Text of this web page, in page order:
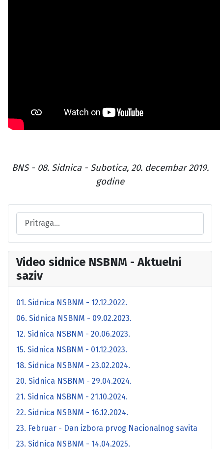
BNS - 08. Sidnica - Subotica, 20. decembar 2019.
godine
Video sidnice NSBNM - Aktuelni
saziv
01. Sidnica NSBNM - 12.12.2022.
06. Sidnica NSBNM - 09.02.2023.
12. Sidnica NSBNM - 20.06.2023.
15. Sidnica NSBNM - 01.12.2023.
18. Sidnica NSBNM - 23.02.2024.
20. Sidnica NSBNM - 29.04.2024.
21. Sidnica NSBNM - 21.10.2024.
22. Sidnica NSBNM - 16.12.2024.
23. Februar - Dan izbora prvog Nacionalnog savita
23. Sidnica NSBNM - 14.04.2025.